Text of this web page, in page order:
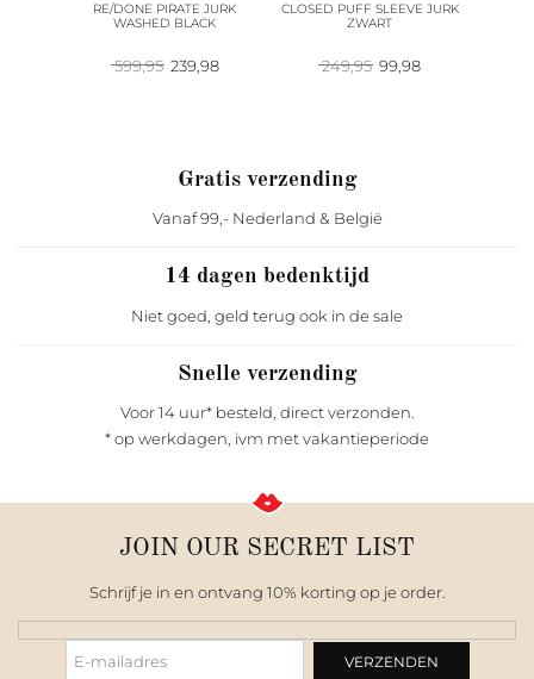
RE/DONE PIRATE JURK
WASHED BLACK
599,95 Oorspronkelijke
239,98Huidige
CLOSED PUFF SLEEVE JURK
ZWART
249,95 Oorspronkelijke
prijs
99,98Huidige
Gratis verzending
Vanaf 99,- Nederland & België
14 dagen bedenktijd
Niet goed, geld terug ook in de sale
Snelle verzending
Voor 14 uur* besteld, direct verzonden.
* op werkdagen, ivm met vakantieperiode
JOIN OUR SECRET LIST
Schrijf je in en ontvang 10% korting op je order.